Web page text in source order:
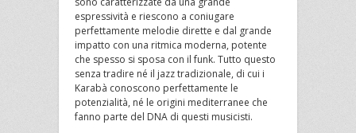
espressività e riescono a coniugare
perfettamente melodie dirette e dal grande
impatto con una ritmica moderna, potente
che spesso si sposa con il funk. Tutto questo
senza tradire né il jazz tradizionale, di cui i
Karabà conoscono perfettamente le
potenzialità, né le origini mediterranee che
fanno parte del DNA di questi musicisti.